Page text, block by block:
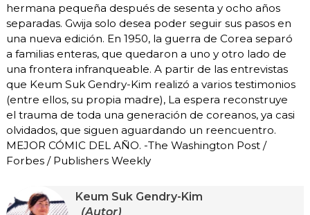
hermana pequeña después de sesenta y ocho años
separadas. Gwija solo desea poder seguir sus pasos en
una nueva edición. En 1950, la guerra de Corea separó
a familias enteras, que quedaron a uno y otro lado de
una frontera infranqueable. A partir de las entrevistas
que Keum Suk Gendry-Kim realizó a varios testimonios
(entre ellos, su propia madre), La espera reconstruye
el trauma de toda una generación de coreanos, ya casi
olvidados, que siguen aguardando un reencuentro.
MEJOR CÓMIC DEL AÑO. -The Washington Post /
Forbes / Publishers Weekly
Keum Suk Gendry-Kim
(Autor)